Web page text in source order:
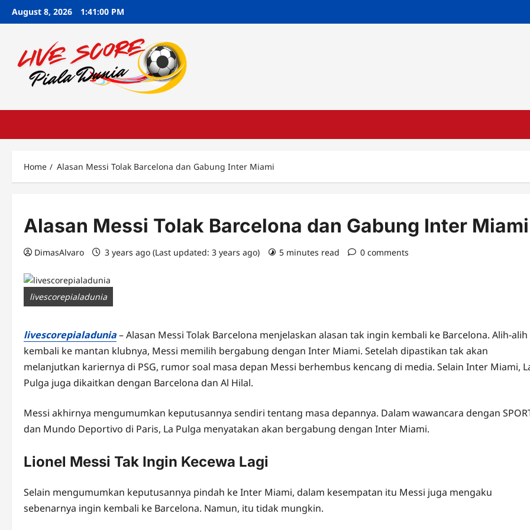
SkipAugust 8, 2026 1:41:00 PM
Home Alasan Messi Tolak Barcelona dan Gabung Inter Miami
Alasan Messi Tolak Barcelona dan Gabung Inter Miami
DimasAlvaro 3 years ago (Last updated: 3 years ago) 5 minutes read 0 comments
livescorepialadunia
livescorepialadunia– Alasan Messi Tolak Barcelona menjelaskan alasan tak ingin kembali ke Barcelona. Alih-alih
kembali ke mantan klubnya, Messi memilih bergabung dengan Inter Miami. Setelah dipastikan tak akan
melanjutkan kariernya di PSG, rumor soal masa depan Messi berhembus kencang di media. Selain Inter Miami,
Pulga juga dikaitkan dengan Barcelona dan Al Hilal.
Messi akhirnya mengumumkan keputusannya sendiri tentang masa depannya. Dalam wawancara dengan
dan Mundo Deportivo di Paris, La Pulga menyatakan akan bergabung dengan Inter Miami.
Lionel Messi Tak Ingin Kecewa Lagi
Selain mengumumkan keputusannya pindah ke Inter Miami, dalam kesempatan itu Messi juga mengaku
sebenarnya ingin kembali ke Barcelona. Namun, itu tidak mungkin.